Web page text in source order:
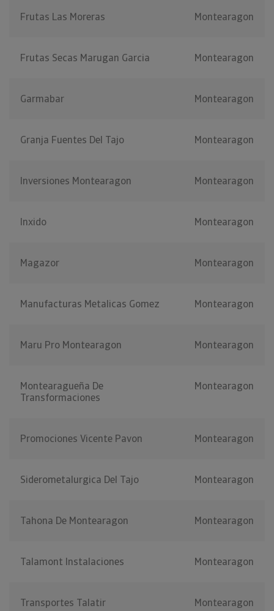
Frutas Las Moreras Montearagon
Frutas Secas Marugan Garcia Montearagon
Garmabar Montearagon
Granja Fuentes Del Tajo Montearagon
Inversiones Montearagon Montearagon
Inxido Montearagon
Magazor Montearagon
Manufacturas Metalicas Gomez Montearagon
Maru Pro Montearagon Montearagon
Montearagueña De
Transformaciones
Montearagon
Promociones Vicente Pavon Montearagon
Siderometalurgica Del Tajo Montearagon
Tahona De Montearagon Montearagon
Talamont Instalaciones Montearagon
Transportes Talatir Montearagon